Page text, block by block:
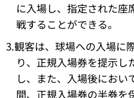
に入場し、指定された座
戦することができる。
3.観客は、球場への入場に
り、正規入場券を提示し
し、また、入場後にお
間、正規入場券の半券を